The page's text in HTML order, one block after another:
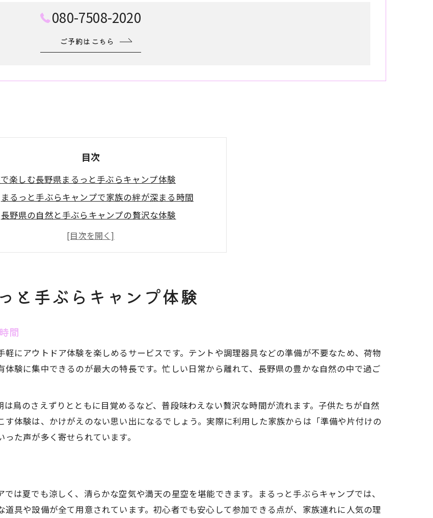
080-7508-2020
ご予約はこちら
目次
楽しむ長野県まるっと手ぶらキャンプ体験
まるっと手ぶらキャンプで家族の絆が深まる時間
長野県の自然と手ぶらキャンプの贅沢な体験
初めてでも安心なまるっと手ぶらキャンプの魅力
家族全員で楽しめるアウトドア体験のすすめ
に癒やされる手ぶらキャンプの魅力を解説
まるっと手ぶらキャンプが自然体験を身近にする理由
自然と調和するまるっと手ぶらキャンプの楽しみ方
家族で味わう癒やしの手ぶらキャンプ体験
豊かな自然環境で過ごす手ぶらキャンプの利点
まるっと手ぶらキャンプ初心者でも簡単スタート
家族で安心して泊まれる手ぶらキャンプの工夫
自然を満喫できるまるっと手ぶらプランとは
と手ぶらキャンプ体験
間
にアウトドア体験を楽しめるサービスです。テントや調理器具などの準備が不要なため、荷物
験に集中できるのが最大の特長です。忙しい日常から離れて、長野県の豊かな自然の中で過ご
鳥のさえずりとともに目覚めるなど、普段味わえない贅沢な時間が流れます。子供たちが自然
体験は、かけがえのない思い出になるでしょう。実際に利用した家族からは「準備や片付けの
た声が多く寄せられています。
は夏でも涼しく、清らかな空気や満天の星空を堪能できます。まるっと手ぶらキャンプでは、
具や設備が全て用意されています。初心者でも安心して参加できる点が、家族連れに人気の理